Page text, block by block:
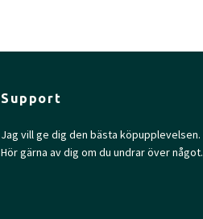
Support
Jag vill ge dig den bästa köpupplevelsen.
Hör gärna av dig om du undrar över något.